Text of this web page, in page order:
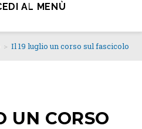
AL MENÙ
> Il 19 luglio un corso sul fascicolo
UN CORSO